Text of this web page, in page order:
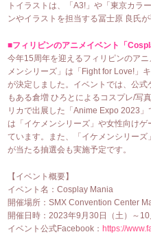
トイラストは、「A3!」や「東京カラ
ンやイラストを担当する冨士原 良氏が
■フィリピンのアニメイベント「
今年15周年を迎えるフィリピンのア
メンシリーズ」は「Fight for Love!」
が決定しました。イベントでは、公
もある倉増 ひろとによるコスプレ/写
リカで出展した「Anime Expo 2023
は「イケメンシリーズ」や女性向け
ています。また、「イケメンシリー
が当たる抽選会も実施予定です。
【イベント概要】
イベント名：Cosplay Mania
開催場所：SMX Convention Center
開催日時：2023年9月30日（土）～10
イベント公式Facebook： https://